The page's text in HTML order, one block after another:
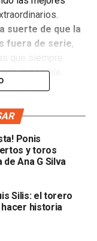
suerte de que la
fuera de serie,
que siempre
imposible.
yo creo que
porque las
con
por
era de
somos
Ponis
y toros
de Ana G Silva
Silis: el torero
historia